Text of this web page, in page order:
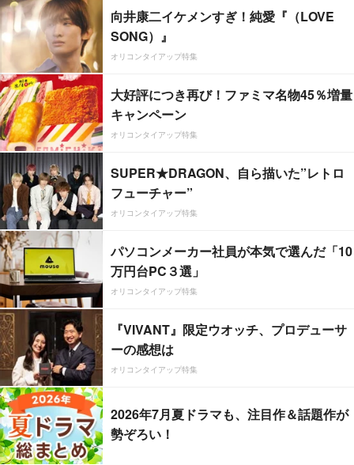
向井康二イケメンすぎ！純愛『（LOVE
SONG）』
オリコンタイアップ特集
大好評につき再び！ファミマ名物45％増量
キャンペーン
オリコンタイアップ特集
SUPER★DRAGON、自ら描いた”レトロ
フューチャー”
オリコンタイアップ特集
パソコンメーカー社員が本気で選んだ「10
万円台PC３選」
オリコンタイアップ特集
『VIVANT』限定ウオッチ、プロデューサ
ーの感想は
オリコンタイアップ特集
2026年7月夏ドラマも、注目作＆話題作が
勢ぞろい！